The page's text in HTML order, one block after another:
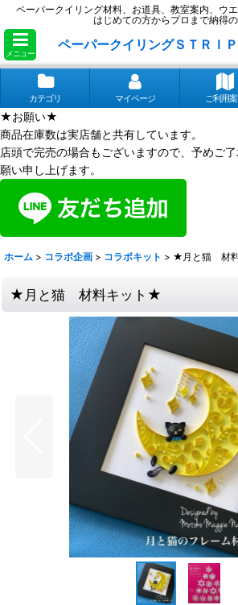
ペーパークイリング材料、お道具、教室案内、ウ
はじめての方からプロまで納得の
メニュー
ペーパークイリングＳＴＲＩＰ
カテゴリ マイページ ご利用
★お願い★
商品在庫数は実店舗と共有しています。
店頭で完売の場合もございますので、予めご
願い申し上げます。
ホーム > コラボ企画 > コラボキット > ★月と猫 材
★月と猫 材料キット★